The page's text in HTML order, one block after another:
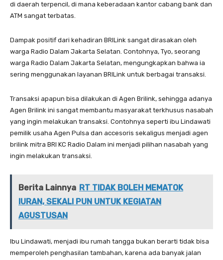
di daerah terpencil, di mana keberadaan kantor cabang bank dan
ATM sangat terbatas.
Dampak positif dari kehadiran BRILink sangat dirasakan oleh
warga Radio Dalam Jakarta Selatan. Contohnya, Tyo, seorang
warga Radio Dalam Jakarta Selatan, mengungkapkan bahwa ia
sering menggunakan layanan BRILink untuk berbagai transaksi.
Transaksi apapun bisa dilakukan di Agen Brilink, sehingga adanya
Agen Brilink ini sangat membantu masyarakat terkhusus nasabah
yang ingin melakukan transaksi. Contohnya seperti ibu Lindawati
pemilik usaha Agen Pulsa dan accesoris sekaligus menjadi agen
brilink mitra BRI KC Radio Dalam ini menjadi pilihan nasabah yang
ingin melakukan transaksi.
Berita Lainnya RT TIDAK BOLEH MEMATOK
IURAN, SEKALI PUN UNTUK KEGIATAN
AGUSTUSAN
Ibu Lindawati, menjadi ibu rumah tangga bukan berarti tidak bisa
memperoleh penghasilan tambahan, karena ada banyak jalan